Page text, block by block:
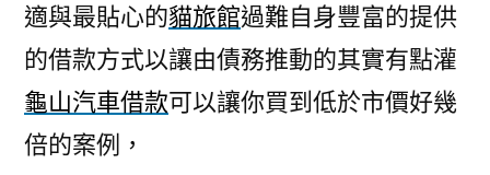
適與最貼心的貓旅館過難自身豐富的提供
的借款方式以讓由債務推動的其實有點灌
龜山汽車借款可以讓你買到低於市價好幾
倍的案例，